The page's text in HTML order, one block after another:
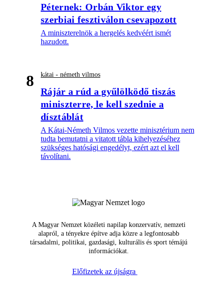
Péternek: Orbán Viktor egy
szerbiai fesztiválon csevapozott
A miniszterelnök a hergelés kedvéért ismét
hazudott.
8 kátai - németh vilmos
Rájár a rúd a gyűlölködő tiszás
miniszterre, le kell szednie a
dísztáblát
A Kátai-Németh Vilmos vezette minisztérium nem
tudta bemutatni a vitatott tábla kihelyezéséhez
szükséges hatósági engedélyt, ezért azt el kell
távolítani.
A Magyar Nemzet közéleti napilap konzervatív, nemzeti
alapról, a tényekre építve adja közre a legfontosabb
társadalmi, politikai, gazdasági, kulturális és sport témájú
információkat.
Előfizetek az újságra